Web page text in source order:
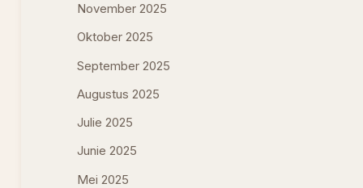
November 2025
Oktober 2025
September 2025
Augustus 2025
Julie 2025
Junie 2025
Mei 2025